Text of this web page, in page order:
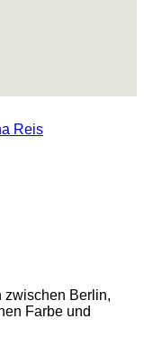
Reis
zwischen Berlin,
Farbe und